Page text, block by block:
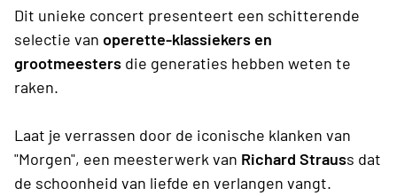
Dit unieke concert presenteert een schitterende
selectie van operette-klassiekers en
grootmeesters die generaties hebben weten te
raken.
Laat je verrassen door de iconische klanken van
"Morgen", een meesterwerk van Richard Strauss dat
de schoonheid van liefde en verlangen vangt.